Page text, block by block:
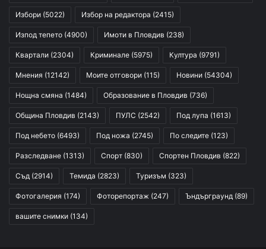
Избори (5022) Избор на редактора (2415)
Изпод тепето (4900) Имоти в Пловдив (238)
Квартали (2304) Криминале (5975) Култура (9791)
Мнения (12142) Моите отговори (115) Новини (54304)
Нощна смяна (1484) Образование в Пловдив (736)
Община Пловдив (2143) ПУЛС (2542) Под лупа (1613)
Под небето (6493) Под ножа (2745) По следите (123)
Разследване (1313) Спорт (830) Спортен Пловдив (822)
Съд (2914) Темида (2823) Туризъм (323)
Фотогалерия (174) Фоторепортаж (247) Ъндърграунд (89)
вашите снимки (134)